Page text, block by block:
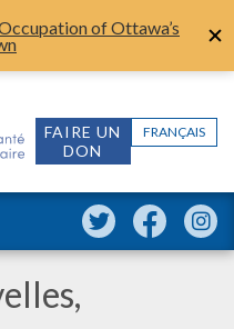
of Ottawa’s
FRANÇAIS
FAIRE UN
DON